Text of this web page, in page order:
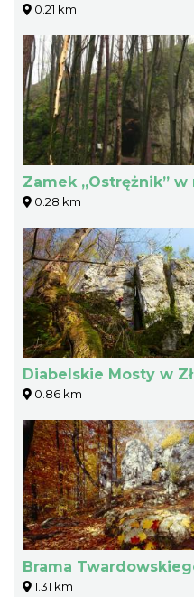
0.21 km
Zamek „Ostrężnik”
0.28 km
Diabelskie Mosty w
0.86 km
Brama
1.31 km